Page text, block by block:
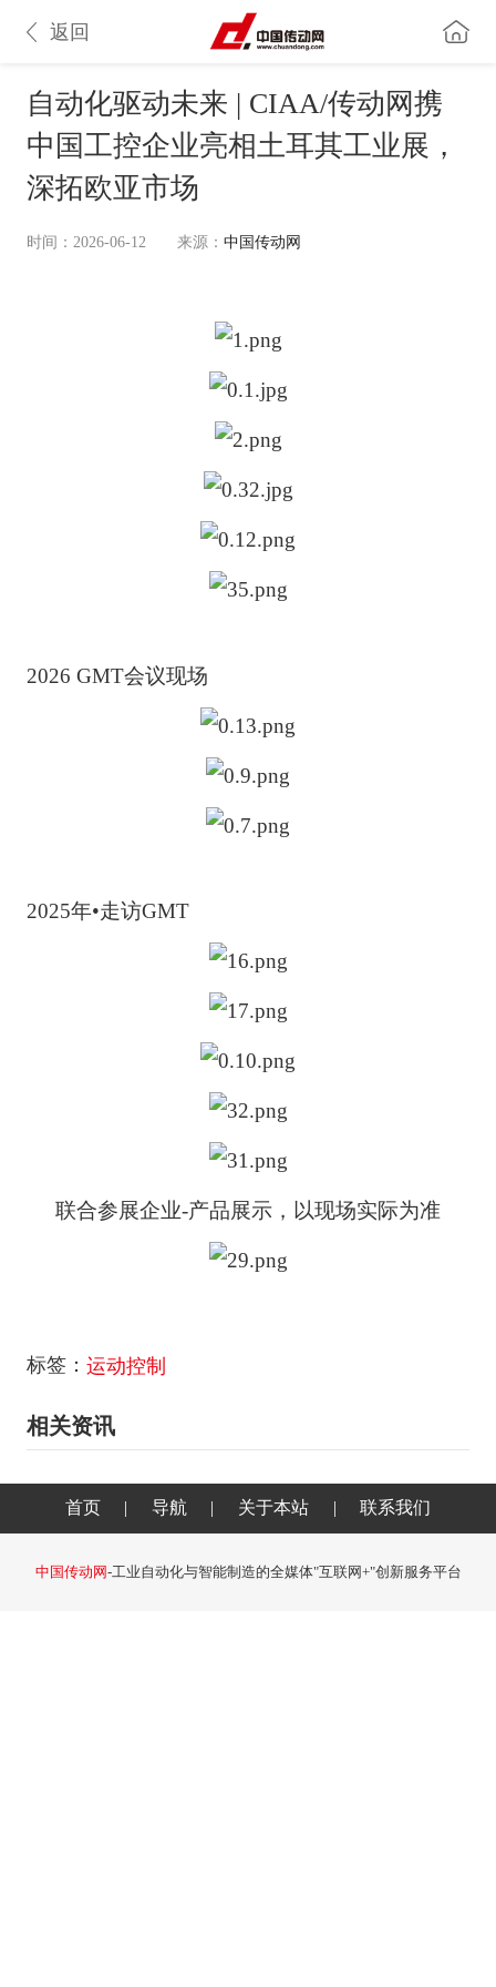
返回
自动化驱动未来 | CIAA/传动网携
中国工控企业亮相土耳其工业展，
深拓欧亚市场
时间：2026-06-12 来源： 中国传动网
2026 GMT会议现场
2025年•走访GMT
联合参展企业-产品展示，以现场实际为准
标签： 运动控制
相关资讯
首页 | 导航 | 关于本站 | 联系我们
中国传动网-工业自动化与智能制造的全媒体"互联网+"创新服务平台